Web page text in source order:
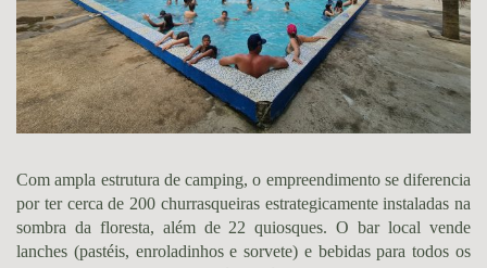
Com ampla estrutura de camping, o empreendimento se diferencia
por ter cerca de 200 churrasqueiras estrategicamente instaladas na
sombra da floresta, além de 22 quiosques. O bar local vende
lanches (pastéis, enroladinhos e sorvete) e bebidas para todos os